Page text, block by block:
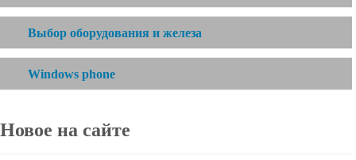
Выбор оборудования и железа
Windows phone
Новое на сайте